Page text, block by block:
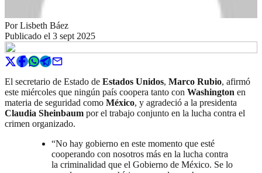
PorLisbeth Báez
Publicado el 3 sept 2025
El secretario de Estado de Estados Unidos, Marco Rubio, afirmó
este miércoles que ningún país coopera tanto con Washington en
materia de seguridad como México, y agradeció a la presidenta
Claudia Sheinbaum por el trabajo conjunto en la lucha contra el
crimen organizado.
“No hay gobierno en este momento que esté
cooperando con nosotros más en la lucha contra
la criminalidad que el Gobierno de México. Se lo